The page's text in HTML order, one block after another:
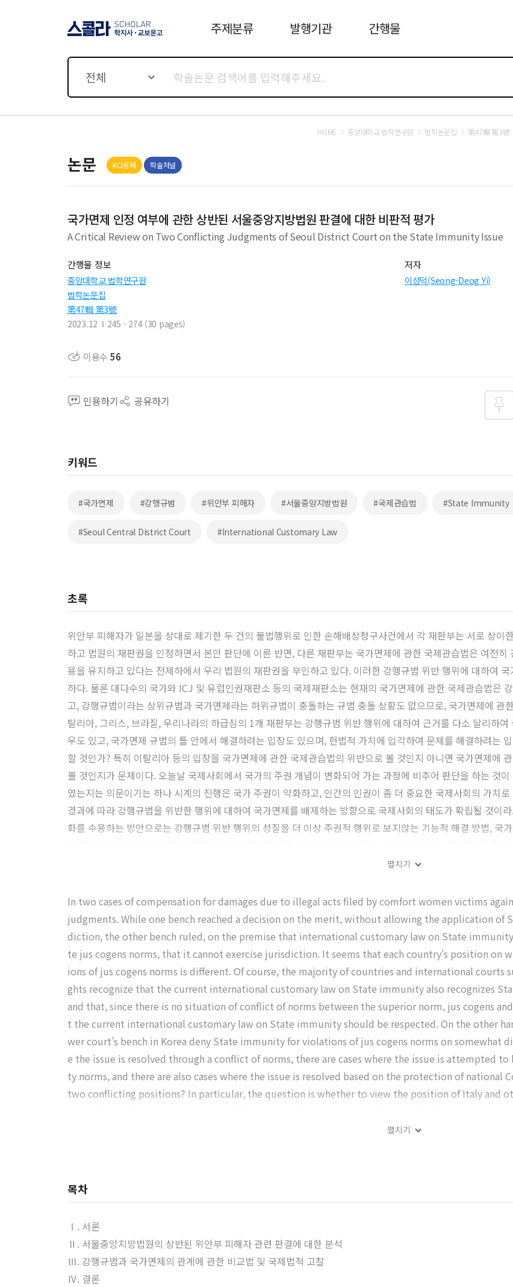
주제분류 발행기관 간행물
전체
HOME 중앙대학교 법학연구원 법학논문집 第47輯 第3號
논문 KCI등재 학술저널
국가면제 인정 여부에 관한 상반된 서울중앙지방법원 판결에 대한 비판적 평가
A Critical Review on Two Conflicting Judgments of Seoul District Court on the State Immunity Issue
간행물 정보
중앙대학교 법학연구원
법학논문집
第47輯 第3號
2023.12
245 - 274 (30 pages)
저자
이성덕(Seong-Deog Yi)
이용수 56
인용하기 공유하기
키워드
#국가면제 #강행규범 #위안부 피해자 #서울중앙지방법원 #국제관습법 #State Immunity
#Seoul Central District Court #International Customary Law
초록
위안부 피해자가 일본을 상대로 제기한 두 건의 불법행위로 인한 손해배상청구사건에서 각 재판부는 서로 상이
하고 법원의 재판권을 인정하면서 본안 판단에 이른 반면, 다른 재판부는 국가면제에 관한 국제관습법은 여전
용을 유지하고 있다는 전제하에서 우리 법원의 재판권을 부인하고 있다. 이러한 강행규범 위반 행위에 대하여
하다. 물론 대다수의 국가와 ICJ 및 유럽인권재판소 등의 국제재판소는 현재의 국가면제에 관한 국제관습법은
고, 강행규범이라는 상위규범과 국가면제라는 하위규범이 충돌하는 규범 충돌 상황도 없으므로, 국가면제에 관
탈리아, 그리스, 브라질, 우리나라의 하급심의 1개 재판부는 강행규범 위반 행위에 대하여 근거를 다소 달리하
우도 있고, 국가면제 규범의 틀 안에서 해결하려는 입장도 있으며, 헌법적 가치에 입각하여 문제를 해결하려는
할 것인가? 특히 이탈리아 등의 입장을 국가면제에 관한 국제관습법의 위반으로 볼 것인지 아니면 국가면제에
볼 것인지가 문제이다. 오늘날 국제사회에서 국가의 주권 개념이 변화되어 가는 과정에 비추어 판단을 하는 것
였는지는 의문이기는 하나 시계의 진행은 국가 주권이 약화하고, 인간의 인권이 좀 더 중요한 국제사회의 가치
경과에 따라 강행규범을 위반한 행위에 대하여 국가면제를 배제하는 방향으로 국제사회의 태도가 확립될 것이
화를 수용하는 방안으로는 강행규범 위반 행위의 성질을 더 이상 주권적 행위로 보지않는 기능적 해결 방법, 국
펼치기
In two cases of compensation for damages due to illegal acts filed by comfort women victims
judgments. While one bench reached a decision on the merit, without allowing the application
diction, the other bench ruled, on the premise that international customary law on State
te jus cogens norms, that it cannot exercise jurisdiction. It seems that each country's position on
ions of jus cogens norms is different. Of course, the majority of countries and international courts
ghts recognize that the current international customary law on State immunity also recognizes
and that, since there is no situation of conflict of norms between the superior norm, jus cogens
t the current international customary law on State immunity should be respected. On the other
wer court’s bench in Korea deny State immunity for violations of jus cogens norms on somewhat
e the issue is resolved through a conflict of norms, there are cases where the issue is attempted
ty norms, and there are also cases where the issue is resolved based on the protection of
two conflicting positions? In particular, the question is whether to view the position of Italy and
s necessary to make a judgment in light of the process in which the concept of national
community will be established in the direction of excluding State immunity for acts that violate
nclude a functional solution that no longer considers the nature of the act violating jus cogens as
tive hierarchy of jus cogens and State immunity.
펼치기
목차
Ⅰ. 서론
Ⅱ. 서울중앙지방법원의 상반된 위안부 피해자 관련 판결에 대한 분석
Ⅲ. 강행규범과 국가면제의 관계에 관한 비교법 및 국제법적 고찰
Ⅳ. 결론